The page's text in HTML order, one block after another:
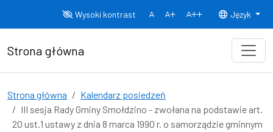
Wysoki kontrast
Normalny rozmiar czcionki
Rozmiar czcionki 150% Rozmiar
Język
Strona główna
Strona główna
Kalendarz posiedzeń
III sesja Rady Gminy Smołdzino - zwołana na podstawie art.
20 ust.1 ustawy z dnia 8 marca 1990 r. o samorządzie gminnym